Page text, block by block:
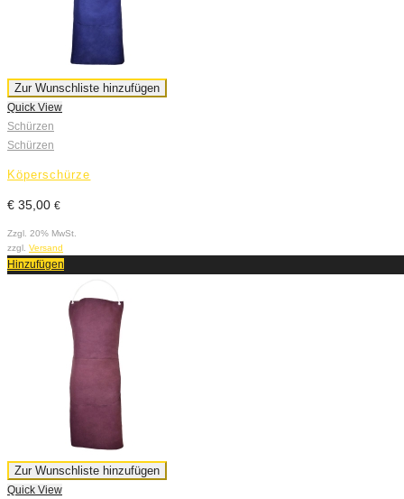
Zur Wunschliste hinzufügen
Quick View
Schürzen
Schürzen
Köperschürze
€ 35,00 €
Zzgl. 20% MwSt.
zzgl. Versand
Hinzufügen
Zur Wunschliste hinzufügen
Quick View